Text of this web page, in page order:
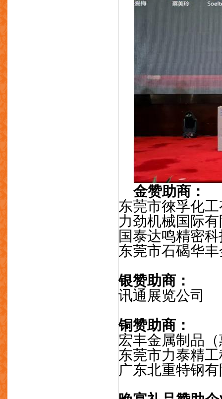
金赞助商：
东莞市徠孚化
力劲机械国际
国泰达鸣精密
东莞市石碣华
银赞助商：
讯通展览公司
铜赞助商：
宏丰金属制品
东莞市力泰精
广东北重特钢